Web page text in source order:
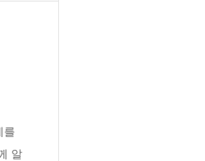
를
알